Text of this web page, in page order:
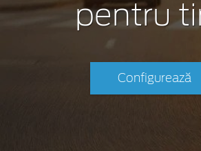
pentru
Configurează